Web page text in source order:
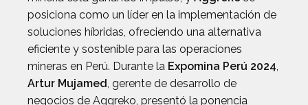
posiciona como un líder en la implementación de
soluciones híbridas, ofreciendo una alternativa
eficiente y sostenible para las operaciones
mineras en Perú. Durante la Expomina Perú 2024,
Artur Mujamed, gerente de desarrollo de
negocios de Aggreko, presentó la ponencia